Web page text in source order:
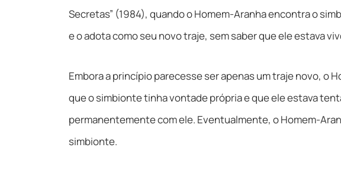
Secretas” (1984), quando o Homem-Aranha encontra o
e o adota como seu novo traje, sem saber que ele estava
Embora a princípio parecesse ser apenas um traje novo, o
que o simbionte tinha vontade própria e que ele estava
permanentemente com ele. Eventualmente, o Homem-
simbionte.